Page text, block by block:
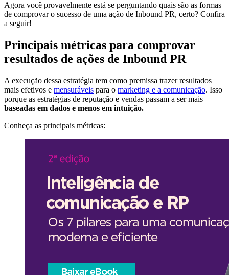
Agora você provavelmente está se perguntando quais são as formas
de comprovar o sucesso de uma ação de Inbound PR, certo? Confira
a seguir!
Principais métricas para comprovar
resultados de ações de Inbound PR
A execução dessa estratégia tem como premissa trazer resultados
mais efetivos e mensuráveis para o marketing e a comunicação. Isso
porque as estratégias de reputação e vendas passam a ser mais
baseadas em dados e menos em intuição.
Conheça as principais métricas: